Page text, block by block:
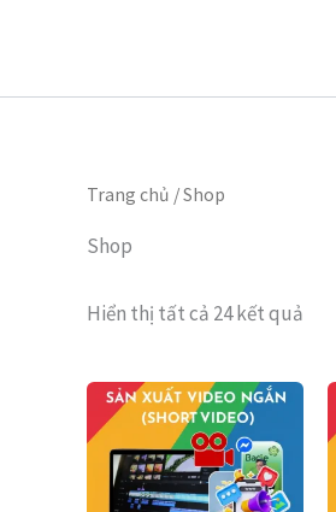
Trang chủ / Shop
Shop
Hiển thị tất cả 24 kết quả
mới